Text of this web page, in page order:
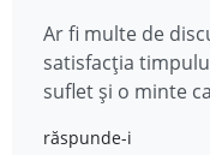
Ar fi multe de
satisfacția
suflet și o minte
răspunde-i